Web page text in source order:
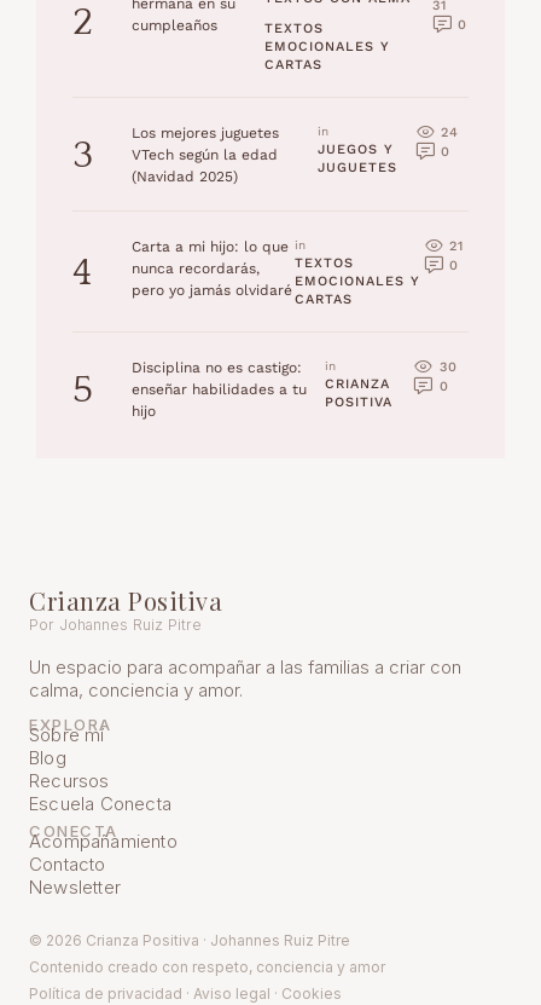
2
hermana en su
cumpleaños
TEXTOS
EMOCIONALES Y
CARTAS
31
0
3
Los mejores juguetes
VTech según la edad
(Navidad 2025)
in
JUEGOS Y
JUGUETES
24
0
4
Carta a mi hijo: lo que
nunca recordarás,
pero yo jamás olvidaré
in
TEXTOS
EMOCIONALES Y
CARTAS
21
0
5
Disciplina no es castigo:
enseñar habilidades a tu
hijo
in
CRIANZA
POSITIVA
30
0
Crianza Positiva
Por Johannes Ruiz Pitre
Un espacio para acompañar a las familias a criar con
calma, conciencia y amor.
EXPLORA
Sobre mí
Blog
Recursos
Escuela Conecta
CONECTA
Acompañamiento
Contacto
Newsletter
© 2026 Crianza Positiva · Johannes Ruiz Pitre
Contenido creado con respeto, conciencia y amor
Política de privacidad · Aviso legal · Cookies